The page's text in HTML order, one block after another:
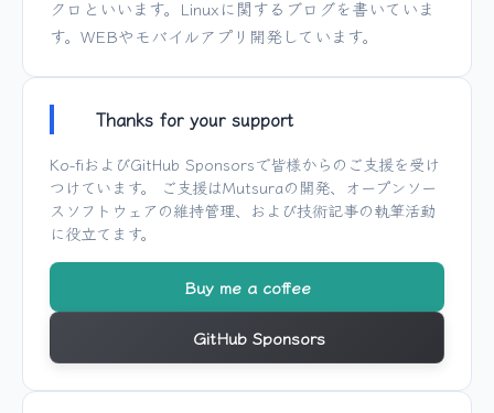
クロといいます。Linuxに関するブログを書いていま
す。WEBやモバイルアプリ開発しています。
Thanks for your support
Ko-fiおよびGitHub Sponsorsで皆様からのご支援を受け
つけています。 ご支援はMutsuraの開発、オープンソー
スソフトウェアの維持管理、および技術記事の執筆活動
に役立てます。
Buy me a coffee
GitHub Sponsors